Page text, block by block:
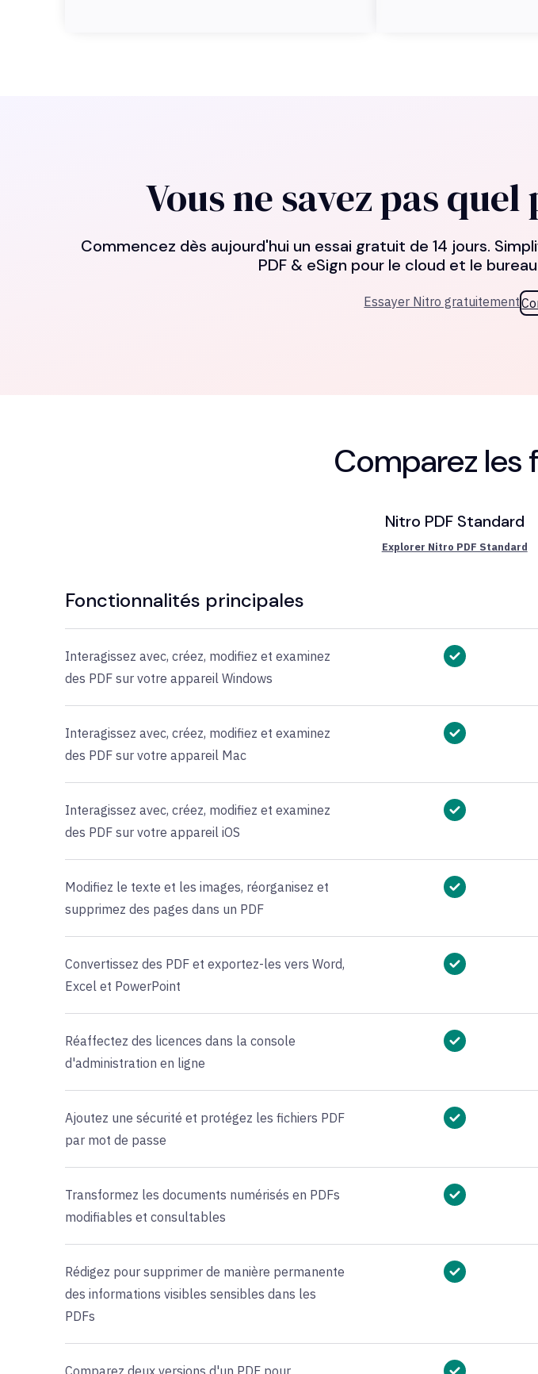
Vous ne savez pas
Commencez dès aujourd'hui un essai gratuit de 14 jours.
PDF & eSign pour le cloud et le
Essayer Nitro gratuitement
Comparez les
Nitro PDF Standard
Explorer Nitro PDF Standard
Fonctionnalités principales
Interagissez avec, créez, modifiez et examinez
des PDF sur votre appareil Windows
Interagissez avec, créez, modifiez et examinez
des PDF sur votre appareil Mac
Interagissez avec, créez, modifiez et examinez
des PDF sur votre appareil iOS
Modifiez le texte et les images, réorganisez et
supprimez des pages dans un PDF
Convertissez des PDF et exportez-les vers Word,
Excel et PowerPoint
Réaffectez des licences dans la console
d'administration en ligne
Ajoutez une sécurité et protégez les fichiers PDF
par mot de passe
Transformez les documents numérisés en PDFs
modifiables et consultables
Rédigez pour supprimer de manière permanente
des informations visibles sensibles dans les
PDFs
Comparez deux versions d'un PDF pour